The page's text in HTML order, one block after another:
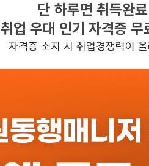
찾으시는 조건의 일자리가 없습니다
더욱더 노력하는 케어파트너가 되겠습
단 하루면 취득완료
취업 우대 인기 자격증 무
자격증 소지 시 취업경쟁력이